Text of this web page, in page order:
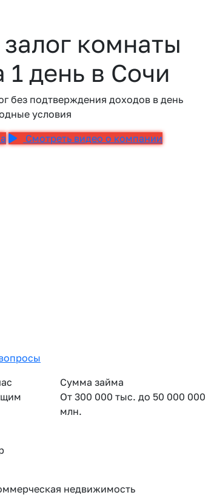
комнаты
1 день в Сочи
без подтверждения доходов в день
условия
Смотреть видео о компании
Сумма займа
От 300 000 тыс. до 50 000 000
млн.
недвижимость